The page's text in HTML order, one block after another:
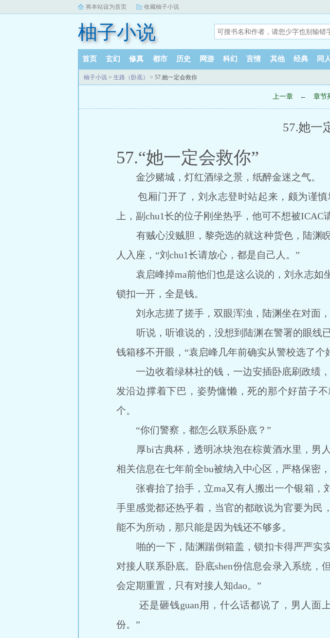
将本站设为首页 收藏柚子小说
柚子小说
首页 玄幻 修真 都市 历史 网游 科幻 言情 其他 经典 同人
柚子小说 > 生路（卧底） > 57.她一定会救你
上一章 ← 章节
57.她一
57.“她一定会救你”
金沙赌城，灯红酒绿之景，纸醉金迷之气。
包厢门开了，刘永志登时站起来，颇为谨慎
上，副chu1长的位子刚坐热乎，他可不想被ICAC
有贼心没贼胆，黎尧选的就这种货色，陆渊
人入座，“刘chu1长请放心，都是自己人。”
袁启峰掉ma前他们也是这么说的，刘永志如
锁扣一开，全是钱。
刘永志搓了搓手，双眼浑浊，陆渊坐在对面，
听说，听谁说的，没想到陆渊在警署的眼线
钱箱移不开眼，“袁启峰几年前确实从警校选了个
一边收着绿林社的钱，一边安插卧底刷政绩，
发沿边撑着下巴，姿势慵懒，死的那个好苗子
个。
“你们警察，都怎么联系卧底？”
厚bi古典杯，透明冰块泡在棕黄酒水里，男
相关信息在七年前全bu被纳入中心区，严格保密
张睿抬了抬手，立ma又有人搬出一个银箱，
手里感觉都还热乎着，当官的都敢说为官要为民
能不为所动，那只能是因为钱还不够多。
啪的一下，陆渊踹倒箱盖，锁扣卡得严严实实
对接人联系卧底。卧底shen份信息会录入系统，
会定期重置，只有对接人知dao。”
还是砸钱guan用，什么话都说了，男人面上
份。”